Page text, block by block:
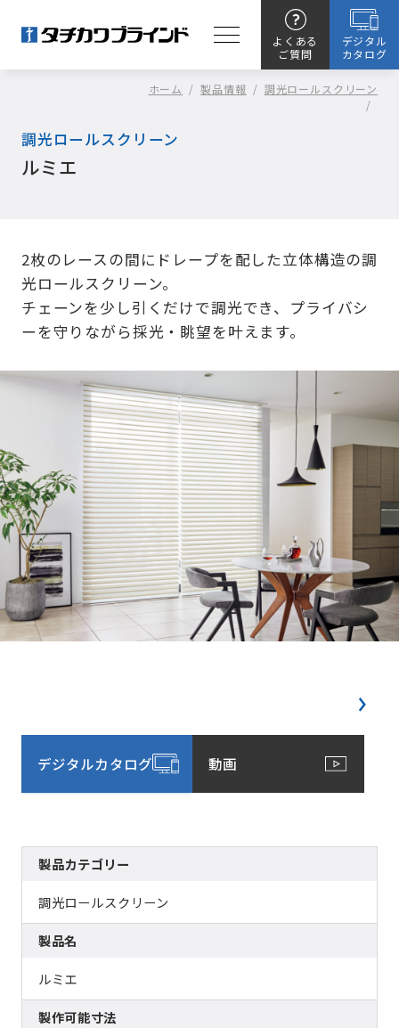
よくある
ご質問
デジタル
カタログ
ホーム / 製品情報 / 調光ロールスクリーン
/
調光ロールスクリーン
ルミエ
2枚のレースの間にドレープを配した立体構造の調
光ロールスクリーン。
チェーンを少し引くだけで調光でき、プライバシ
ーを守りながら採光・眺望を叶えます。
デジタルカタログ 動画
製品カテゴリー
調光ロールスクリーン
製品名
ルミエ
製作可能寸法